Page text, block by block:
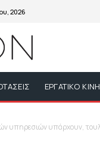
2026
ΕΡΓΑΤΙΚΟ
υπηρεσιών υπάρχουν,